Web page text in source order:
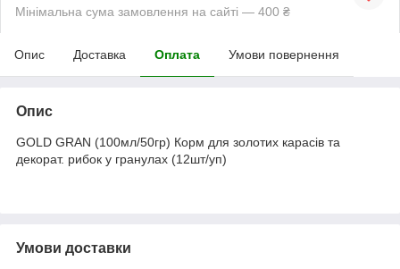
Мінімальна сума замовлення на сайті — 400 ₴
Опис Доставка Оплата Умови повернення
Опис
GOLD GRAN (100мл/50гр) Корм для золотих карасів та
декорат. рибок у гранулах (12шт/уп)
Умови доставки